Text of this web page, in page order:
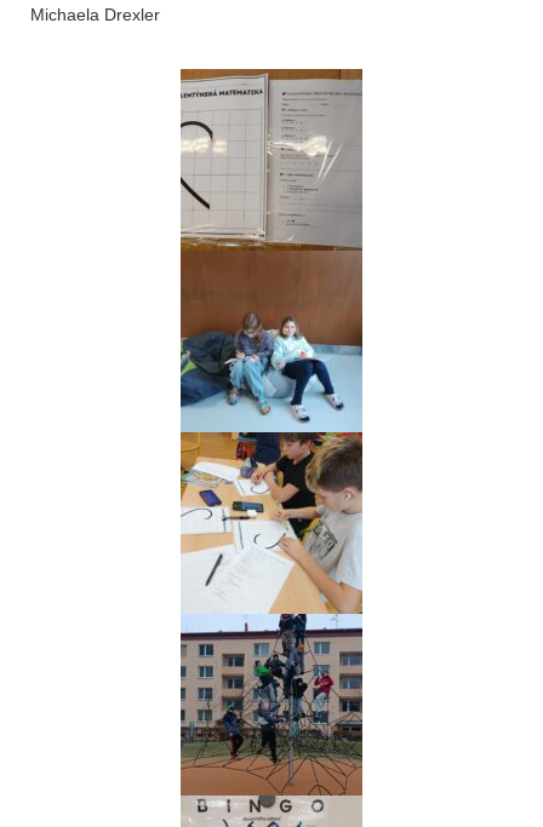
Michaela Drexler